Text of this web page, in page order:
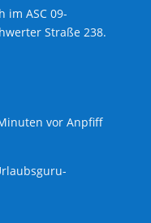
im ASC 09-
Straße 238.
vor Anpfiff